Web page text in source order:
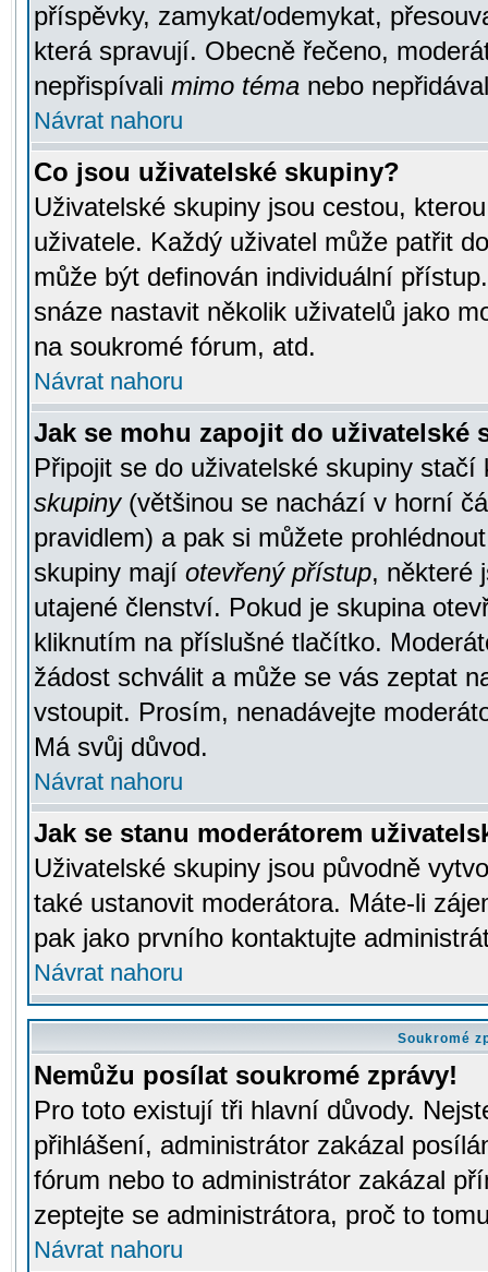
příspěvky, zamykat/odemykat,
která spravují. Obecně řečeno,
nepřispívali mimo téma nebo
Návrat nahoru
Co jsou uživatelské skupiny?
Uživatelské skupiny jsou cestou,
uživatele. Každý uživatel může patřit
může být definován individuální
snáze nastavit několik uživatelů jako
na soukromé fórum, atd.
Návrat nahoru
Jak se mohu zapojit do uživatelské
Připojit se do uživatelské skupiny
skupiny(většinou se nachází v horní
pravidlem) a pak si můžete
skupiny mají otevřený přístup, některé
utajené členství. Pokud je skupina
kliknutím na příslušné tlačítko.
žádost schválit a může se vás zeptat
vstoupit. Prosím, nenadávejte
Má svůj důvod.
Návrat nahoru
Jak se stanu moderátorem
Uživatelské skupiny jsou původně
také ustanovit moderátora. Máte-li
pak jako prvního kontaktujte
Návrat nahoru
Soukromé
Nemůžu posílat soukromé zprávy!
Pro toto existují tři hlavní důvody.
přihlášení, administrátor zakázal
fórum nebo to administrátor zakázal
zeptejte se administrátora, proč to
Návrat nahoru